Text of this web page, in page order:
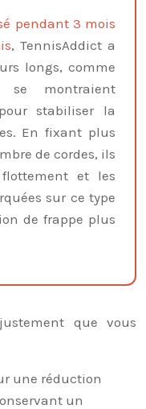
pendant 3 mois
, TennisAddict a
longs, comme
montraient
stabiliser la
En fixant plus
de cordes, ils
et les
sur ce type
de frappe plus
que vous
une réduction
un